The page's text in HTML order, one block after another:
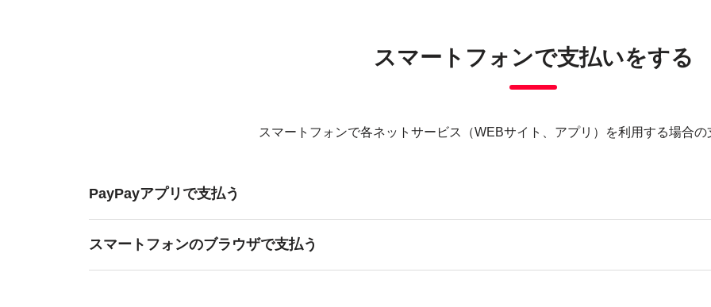
スマートフォンで支払いをする
スマートフォンで各ネットサービス（WEBサイト、アプリ）を利用する場合
PayPayアプリで支払う
スマートフォンのブラウザで支払う